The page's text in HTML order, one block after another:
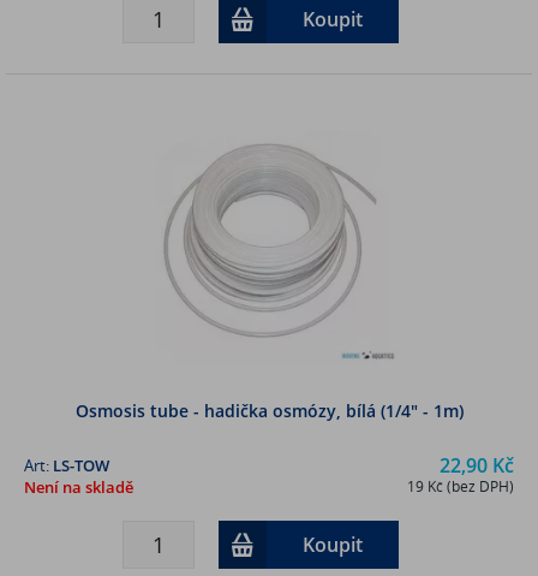
Koupit
Osmosis tube - hadička osmózy, bílá (1/4" - 1m)
22,90 Kč
19 Kč (bez DPH)
Art: LS-TOW
Není na skladě
Koupit